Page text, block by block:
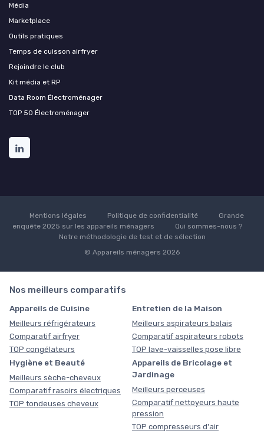
Média
Marketplace
Outils pratiques
Temps de cuisson airfryer
Rejoindre le club
Kit média et RP
Data Room Électroménager
TOP 50 Électroménager
Mentions légales Politique de confidentialité
Grande
enquête 2025 sur les appareils ménagers
Qui sommes-nous ?
Notre méthodologie de test et de sélection
© Appareils ménagers 2026
Nos meilleurs comparatifs
Appareils de Cuisine
Meilleurs réfrigérateurs
Comparatif airfryer
TOP congélateurs
Entretien de la Maison
Meilleurs aspirateurs balais
Comparatif aspirateurs robots
TOP lave-vaisselles pose libre
Hygiène et Beauté
Meilleurs sèche-cheveux
Comparatif rasoirs électriques
TOP tondeuses cheveux
Appareils de Bricolage et
Jardinage
Meilleurs perceuses
Comparatif nettoyeurs haute
pression
TOP compresseurs d'air